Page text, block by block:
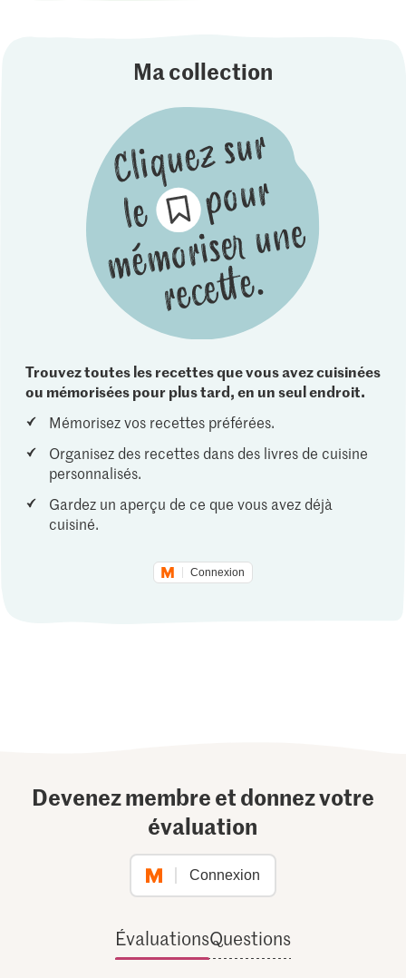
Ma collection
Trouvez toutes les recettes que vous avez cuisinées
ou mémorisées pour plus tard, en un seul endroit.
Mémorisez vos recettes préférées.
Organisez des recettes dans des livres de cuisine
personnalisés.
Gardez un aperçu de ce que vous avez déjà
cuisiné.
Connexion
Devenez membre et donnez votre
évaluation
Connexion
ÉvaluationsQuestions